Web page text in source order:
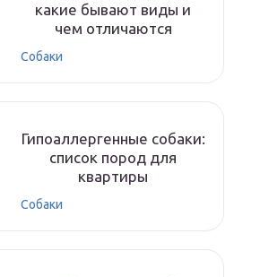
какие бывают виды и
чем отличаются
Собаки
Гипоаллергенные собаки:
список пород для
квартиры
Собаки